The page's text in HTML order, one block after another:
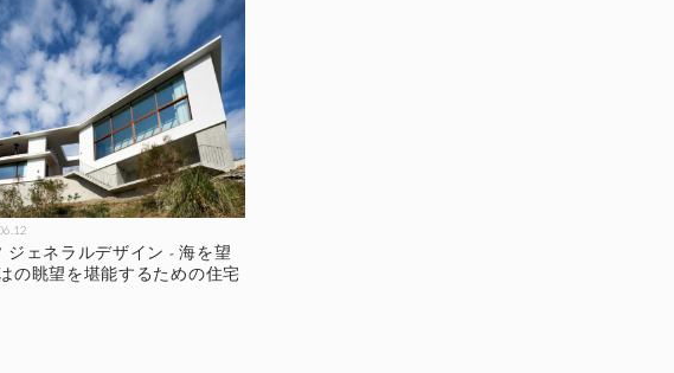
ジェネラルデザイン - 海を望
の眺望を堪能するための住宅